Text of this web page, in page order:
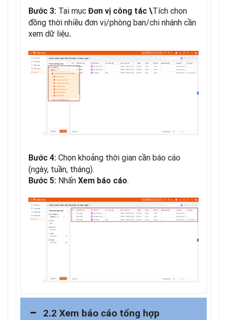
Bước 3: Tại mục Đơn vị công tác \Tích chọn
đồng thời nhiều đơn vị/phòng ban/chi nhánh cần
xem dữ liệu.
Bước 4: Chọn khoảng thời gian cần báo cáo
(ngày, tuần, tháng).
Bước 5: Nhấn Xem báo cáo.
2.2 Xem báo cáo tổng hợp